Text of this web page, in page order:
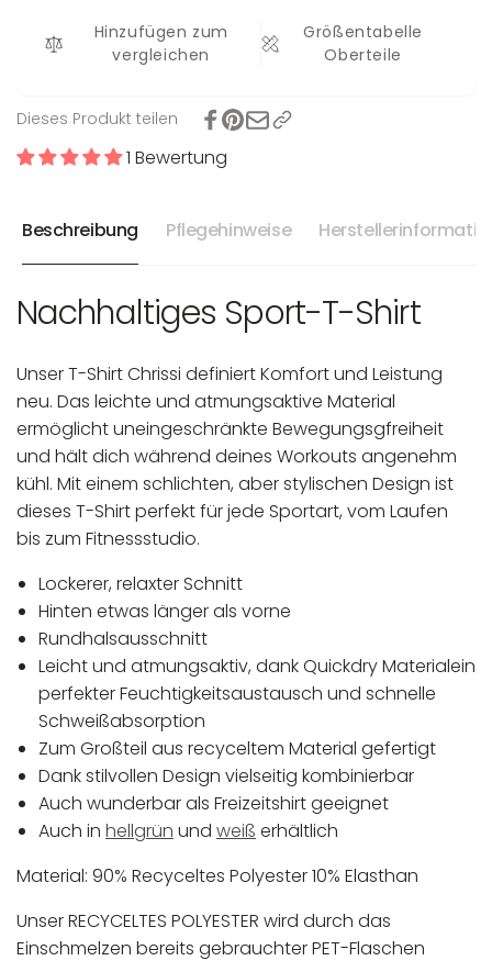
Hinzufügen zum
vergleichen
Größentabelle
Oberteile
Dieses Produkt teilen
1 Bewertung
Beschreibung Pflegehinweise
Nachhaltiges Sport-T-Shirt
Unser T-Shirt Chrissi definiert Komfort und Leistung
neu. Das leichte und atmungsaktive Material
ermöglicht uneingeschränkte Bewegungsgfreiheit
und hält dich während deines Workouts angenehm
kühl. Mit einem schlichten, aber stylischen Design ist
dieses T-Shirt perfekt für jede Sportart, vom Laufen
bis zum Fitnessstudio.
Lockerer, relaxter Schnitt
Hinten etwas länger als vorne
Rundhalsausschnitt
Leicht und atmungsaktiv, dank Quickdry Materialein
perfekter Feuchtigkeitsaustausch und schnelle
Schweißabsorption
Zum Großteil aus recyceltem Material gefertigt
Dank stilvollen Design vielseitig kombinierbar
Auch wunderbar als Freizeitshirt geeignet
Auch in hellgrün und weiß erhältlich
Material: 90% Recyceltes Polyester 10% Elasthan
Unser RECYCELTES POLYESTER wird durch das
Einschmelzen bereits gebrauchter PET-Flaschen